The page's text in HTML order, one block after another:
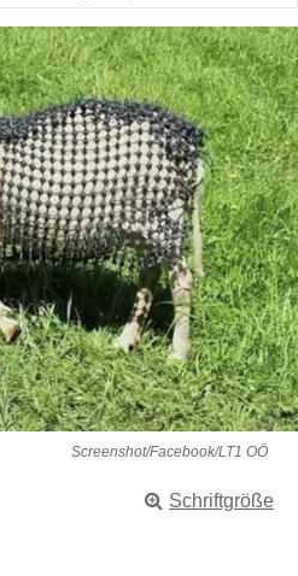
Screenshot/Facebook/LT1 OÖ
Schriftgröße